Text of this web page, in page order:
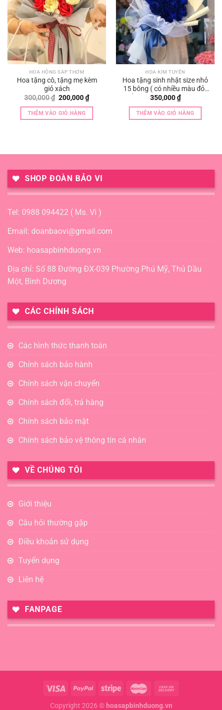
HOA HỒNG SÁP THƠM
Hoa tặng cô, tặng mẹ kèm
giỏ xách
300,000₫ Giá
là:
300,000 ₫.
200,000₫Giá
hiện
tại
THÊM VÀO GIỎ HÀNG
HOA KIM TUYẾN
Hoa tặng sinh nhật size nhỏ
15 bông ( có nhiều màu đỏ ,
hồng , tím , xanh , vàng )
350,000₫
THÊM VÀO GIỎ HÀNG
SHOP ĐOÀN BẢO VI
Tel: 0988 094422 ( Ms. Vi )
Email: doanbaovi@gmail.com
Web: hoasapbinhduong.vn
Địa chỉ: Số 88 Đường ĐX-039 Phường Phú Mỹ, Thủ Dầu
Một, Bình Dương
CÁC CHÍNH SÁCH
Các hình thức thanh toán
Chính sách bảo hành
Chính sách vận chuyển
Chính sách đổi, trả hàng
Chính sách bảo mật
Chính sách bảo vệ thông tin cá nhân
VỀ CHÚNG TÔI
Giới thiệu
Câu hỏi thường gặp
Điều khoản sử dụng
Tuyển dụng
Liên hệ
FANPAGE
Copyright 2026 © hoasapbinhduong.vn